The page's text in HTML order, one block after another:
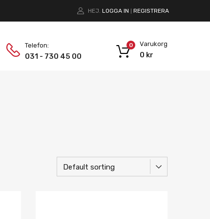
HEJ. LOGGA IN REGISTRERA
Telefon:
031 - 730 45 00
Varukorg
0 kr
0